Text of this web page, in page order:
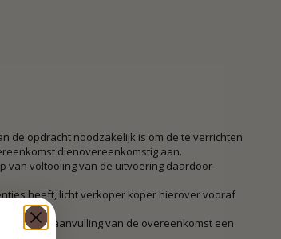
de opdracht noodzakelijk is om de te verrichten
dienovereenkomstig aan.
van voltooiing van de uitvoering daardoor
heeft, licht verkoper koper hierover vooraf
of aanvulling van de overeenkomst een